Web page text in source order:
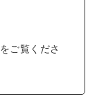
ご覧くださ